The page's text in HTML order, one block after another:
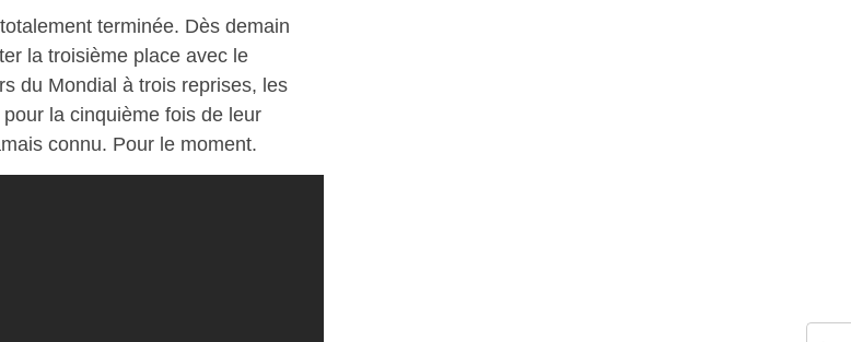
terminée. Dès demain
la troisième place avec le
du Mondial à trois reprises, les
la cinquième fois de leur
connu. Pour le moment.